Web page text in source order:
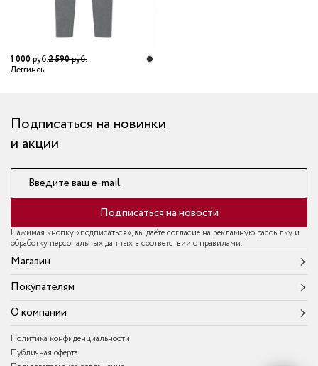
1 000руб.2 590руб.
Леггинсы
Подписаться на новинки
и акции
Введите ваш e-mail
Подписаться на новости
Нажимая кнопку «подписаться», вы даёте согласие на рекламную рассылку и
обработку персональных данных в соответствии с правилами.
Магазин
Покупателям
О компании
Политика конфиденциальности
Публичная оферта